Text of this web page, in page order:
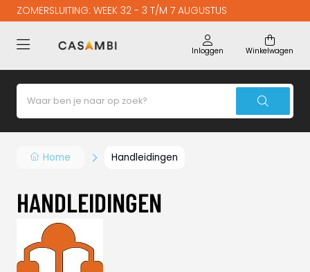
ZOMERSLUITING: WEEK 32 - 3 T/M 7 AUGUSTUS
Inloggen Winkelwagen
Home Handleidingen
HANDLEIDINGEN